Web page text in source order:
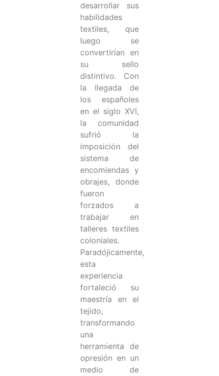
desarrollar sus
habilidades
textiles, que
luego se
convertirían en
su sello
distintivo. Con
la llegada de
los españoles
en el siglo XVI,
la comunidad
sufrió la
imposición del
sistema de
encomiendas y
obrajes, donde
fueron
forzados a
trabajar en
talleres textiles
coloniales.
Paradójicamente,
esta
experiencia
fortaleció su
maestría en el
tejido,
transformando
una
herramienta de
opresión en un
medio de